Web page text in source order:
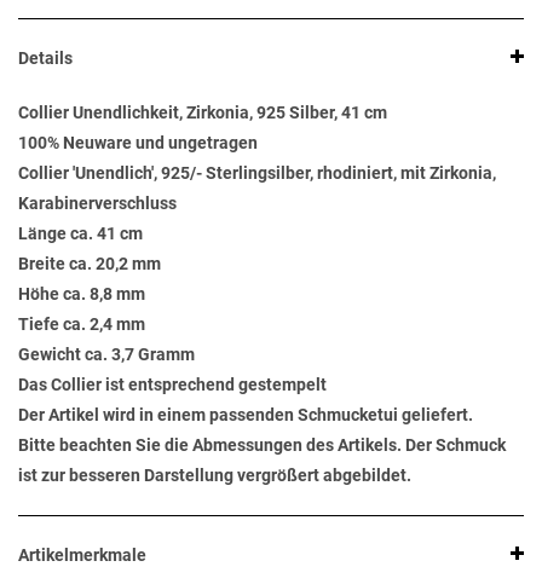
Details
Collier Unendlichkeit, Zirkonia, 925 Silber, 41 cm
100% Neuware und ungetragen
Collier 'Unendlich', 925/- Sterlingsilber, rhodiniert, mit Zirkonia,
Karabinerverschluss
Länge ca. 41 cm
Breite ca. 20,2 mm
Höhe ca. 8,8 mm
Tiefe ca. 2,4 mm
Gewicht ca. 3,7 Gramm
Das Collier ist entsprechend gestempelt
Der Artikel wird in einem passenden Schmucketui geliefert.
Bitte beachten Sie die Abmessungen des Artikels. Der Schmuck
ist zur besseren Darstellung vergrößert abgebildet.
Artikelmerkmale